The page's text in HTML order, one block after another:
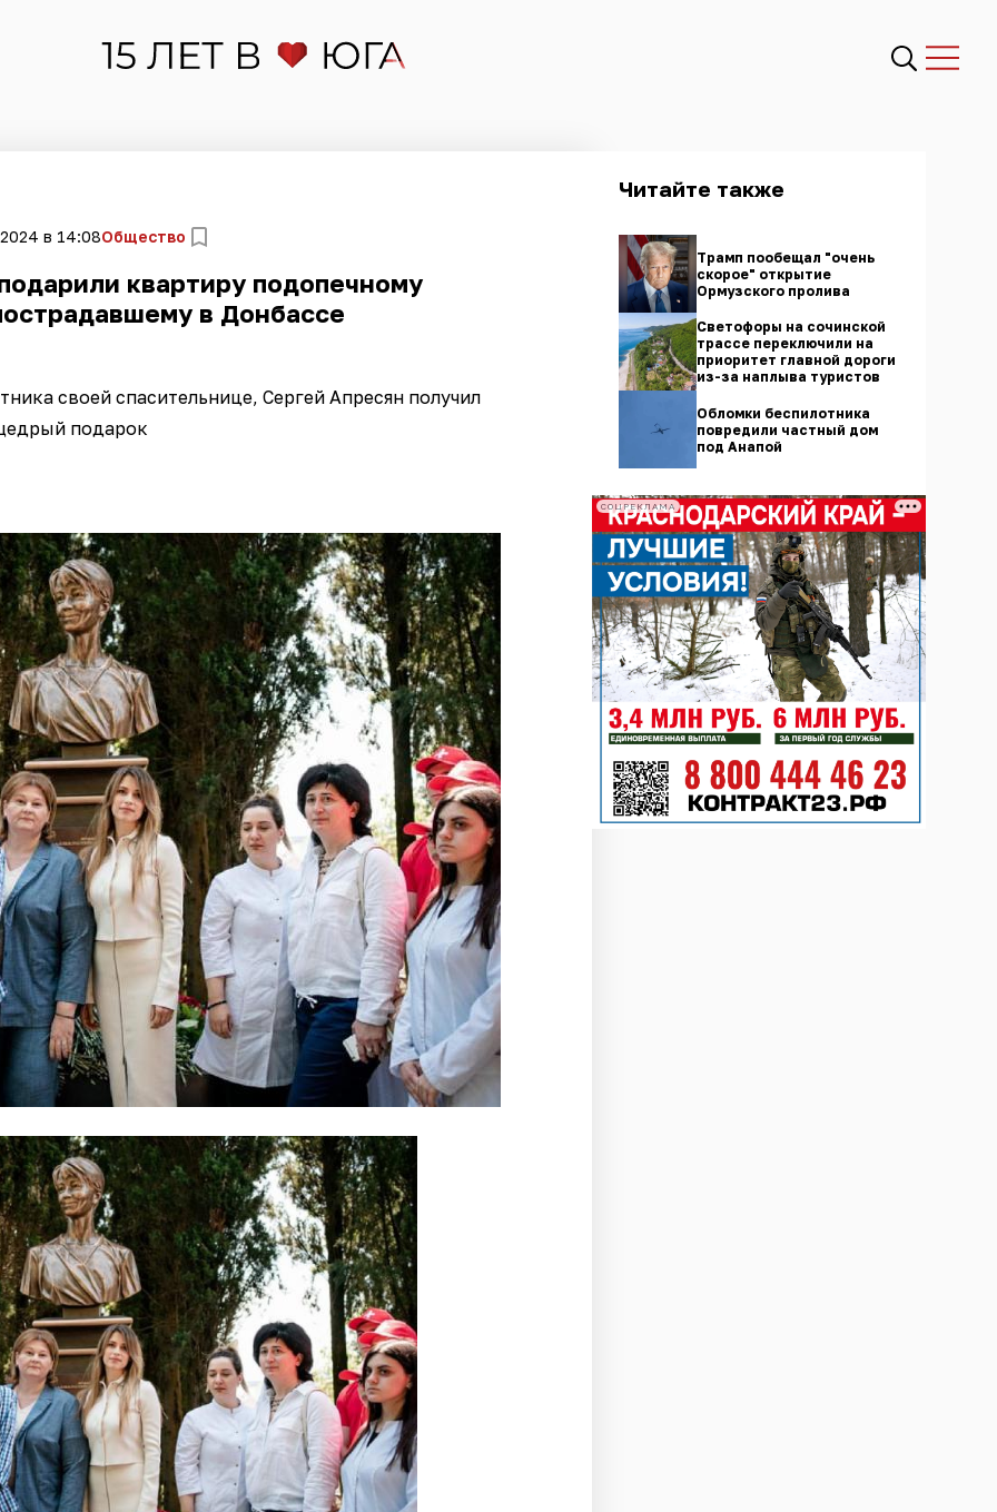
в 14:08Общество
квартиру подопечному
в Донбассе
своей спасительнице, Сергей Апресян получил
подарок
Читайте также
Трамп пообещал "очень
скорое" открытие
Ормузского пролива
Светофоры на сочинской
трассе переключили на
приоритет главной дороги
из-за наплыва туристов
Обломки беспилотника
повредили частный дом
под Анапой
СОЦРЕКЛАМА